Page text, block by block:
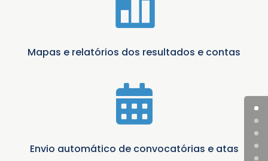
Mapas e relatórios dos resultados e contas

Envio automático de convocatórias e atas